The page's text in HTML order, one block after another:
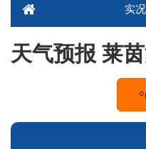
实
天气预报 莱